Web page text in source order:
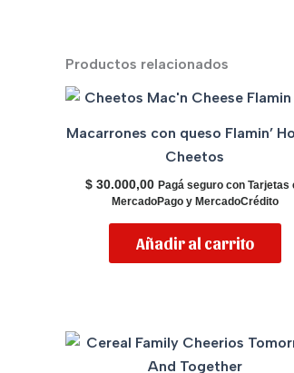
Productos relacionados
Macarrones con queso Flamin’
Cheetos
$30.000,00 Pagá seguro con Tarjetas
MercadoPago y MercadoCrédito
Añadir al carrito